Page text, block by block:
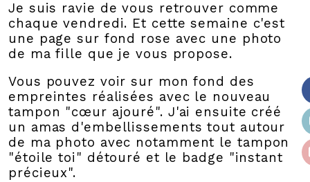
Je suis ravie de vous retrouver comme
chaque vendredi. Et cette semaine c'est
une page sur fond rose avec une photo
de ma fille que je vous propose.
Vous pouvez voir sur mon fond des
empreintes réalisées avec le nouveau
tampon "cœur ajouré". J'ai ensuite créé
un amas d'embellissements tout autour
de ma photo avec notamment le tampon
"étoile toi" détouré et le badge "instant
précieux".